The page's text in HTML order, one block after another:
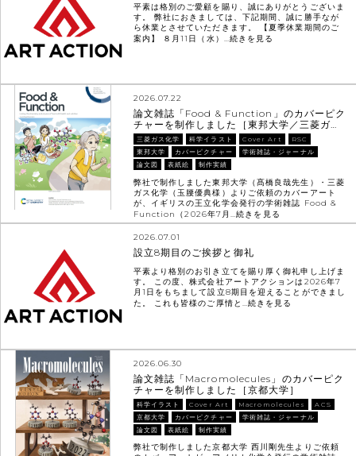
平素は格別のご愛顧を賜り、誠にありがとうございま
す。 弊社におきましては、下記期間、誠に勝手なが
ら休業とさせていただきます。 【夏季休業期間のご
案内】 ８月11日（水）… 続きを見る
2026.07.22
論文雑誌「Food & Function」のカバーピク
チャーを制作しました［東邦大学／三菱ガ…
三菱ガス化学 科学イラスト Cover Art
RSC
東邦大学
カバーピクチャー
学術雑誌・ジャーナル
論文図
表紙絵 制作実績
弊社で制作しました東邦大学（髙橋良哉先生）・三菱
ガス化学（玉腰優典様）よりご依頼のカバーアート
が、イギリスの王立化学会発行の学術雑誌 Food &
Function（2026年7月…続きを見る
2026.07.01
設立8期目のご挨拶と御礼
平素より格別のお引き立てを賜り厚く御礼申し上げま
す。 この度、株式会社アートアクションは2026年7
月1日をもちまして設立8期目を迎えることができまし
た。 これも皆様のご厚情と…続きを見る
2026.06.30
論文雑誌「Macromolecules」のカバーピク
チャーを制作しました［京都大学］
科学イラスト Cover Art Macromolecules
ACS
京都大学
カバーピクチャー
学術雑誌・ジャーナル
論文図
表紙絵 制作実績
弊社で制作しました京都大学 西川剛先生よりご依頼